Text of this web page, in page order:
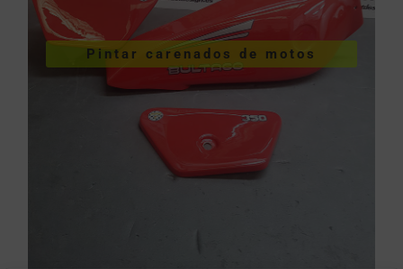
Pintar carenados de motos
Pintar carenados de
motos
VER PINTURA DE CARENADOS